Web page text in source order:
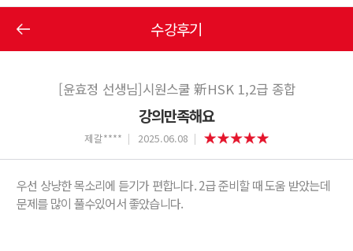
수강후기
[윤효정 선생님]시원스쿨 新HSK 1,2급 종합
강의만족해요
제갈**** 2025.06.08
우선 상냥한 목소리에 듣기가 편합니다. 2급 준비할 때 도움 받았는데
문제를 많이 풀수있어서 좋았습니다.